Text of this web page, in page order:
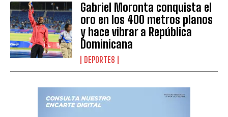
Gabriel Moronta conquista el
oro en los 400 metros planos
y hace vibrar a República
Dominicana
DEPORTES